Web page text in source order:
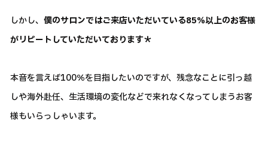
しかし、 僕のサロンではご来店いただいている85％以上のお客様
がリピートしていただいております＊
本音を言えば100％を目指したいのですが、残念なことに引っ越
しや海外赴任、生活環境の変化などで来れなくなってしまうお客
様もいらっしゃいます。